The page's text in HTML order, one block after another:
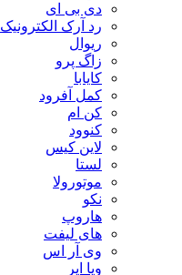
دی بی ای
رد آرک الکترونیک
ریوال
زاگ پرو
کایابا
کمل آفرود
کن ام
کنوود
لاین کیس
لستا
موتورولا
نکو
هاروپ
های لیفت
وی آر اس
ویا ایر